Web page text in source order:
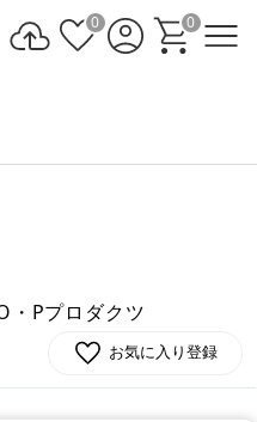
0 0
・Pプロダクツ
お気に入り登録